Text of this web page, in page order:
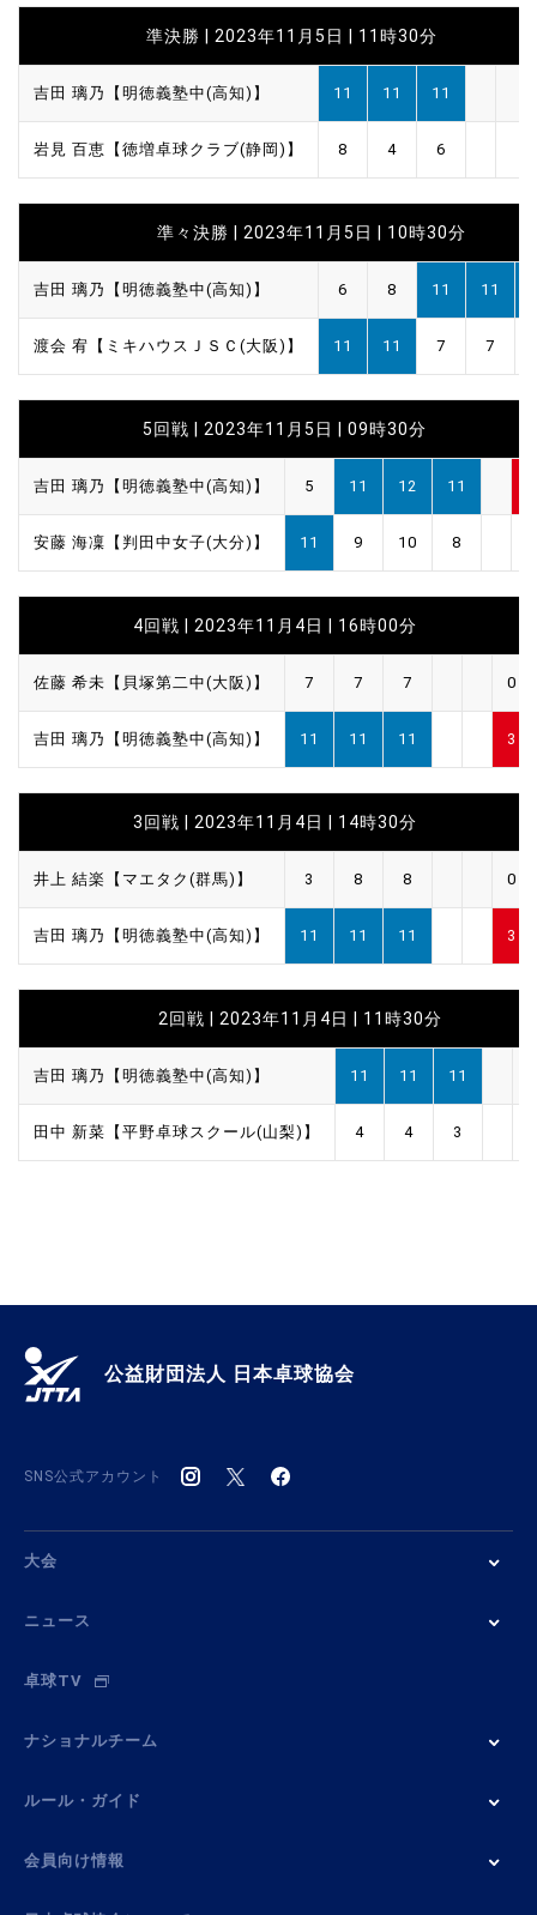
準決勝 | 2023年11月5日 | 11時30分
吉田 璃乃【明徳義塾中(高知)】 11 11 11
岩見 百恵【徳増卓球クラブ(静岡)】 8 4 6
準々決勝 | 2023年11月5日 | 10時30分
吉田 璃乃【明徳義塾中(高知)】 6 8 11 11
渡会 宥【ミキハウスＪＳＣ(大阪)】 11 11 7 7
5回戦 | 2023年11月5日 | 09時30分
吉田 璃乃【明徳義塾中(高知)】 5 11 12 11
安藤 海凜【判田中女子(大分)】 11 9 10 8
4回戦 | 2023年11月4日 | 16時00分
佐藤 希未【貝塚第二中(大阪)】 7 7 7 0
吉田 璃乃【明徳義塾中(高知)】 11 11 11 3
3回戦 | 2023年11月4日 | 14時30分
井上 結楽【マエタク(群馬)】 3 8 8 0
吉田 璃乃【明徳義塾中(高知)】 11 11 11 3
2回戦 | 2023年11月4日 | 11時30分
吉田 璃乃【明徳義塾中(高知)】 11 11 11
田中 新菜【平野卓球スクール(山梨)】 4 4 3
公益財団法人 日本卓球協会
SNS公式アカウント
大会
ニュース
卓球TV
ナショナルチーム
ルール・ガイド
会員向け情報